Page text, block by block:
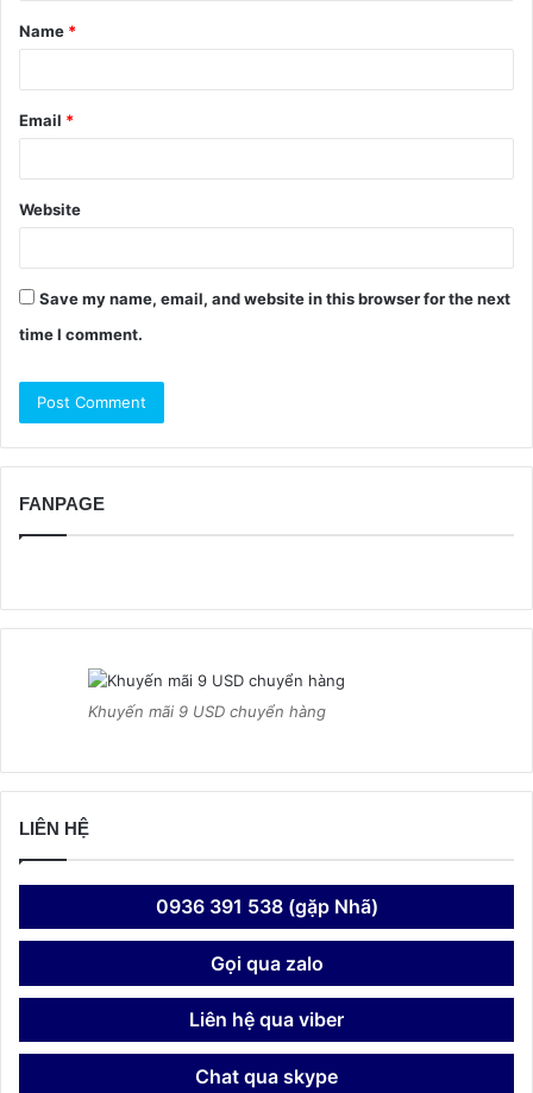
Name *
Email *
Website
Save my name, email, and website in this browser for the next
time I comment.
FANPAGE
Khuyến mãi 9 USD chuyển hàng
LIÊN HỆ
0936 391 538 (gặp Nhã)
Gọi qua zalo
Liên hệ qua viber
Chat qua skype